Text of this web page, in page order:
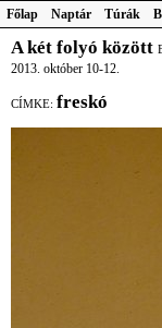
Főlap Naptár Túrák
A két folyó között
2013. október 10-12.
CÍMKE: freskó